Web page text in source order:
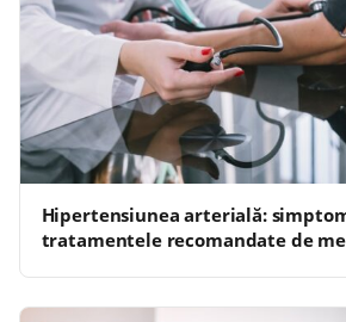
Hipertensiunea arterială:
tratamentele recomandate de